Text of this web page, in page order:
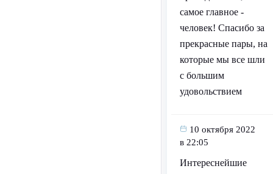
самое главное -
человек! Спасибо за
прекрасные пары, на
которые мы все шли
с большим
удовольствием
10 октября 2022
в 22:05
Интереснейшие